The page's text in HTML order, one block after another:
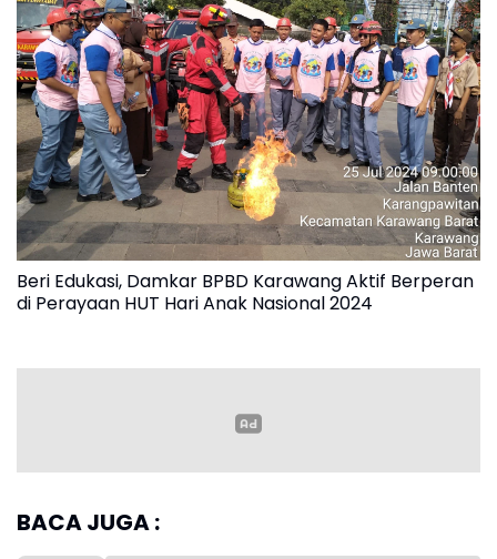
Beri Edukasi, Damkar BPBD Karawang Aktif Berperan
di Perayaan HUT Hari Anak Nasional 2024
dan Pemberdayaan Perempuan dan Anak (DP3A)
BACA JUGA :